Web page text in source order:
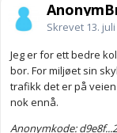
Skrevet 13.
Jeg er for ett bedre
bor. For miljøet sin
trafikk det er på
nok ennå.
Anonymkode: